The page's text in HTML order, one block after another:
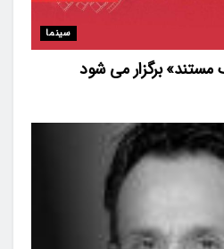
سینما
برگزار می شود